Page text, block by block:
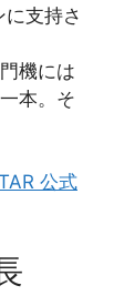
に支持さ
機には
本。そ
公式